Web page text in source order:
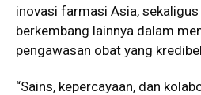
inovasi farmasi Asia,
berkembang lainnya dalam
pengawasan obat yang
“Sains, kepercayaan, dan